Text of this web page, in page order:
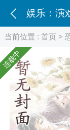
当前位置 :首页 >
连载中